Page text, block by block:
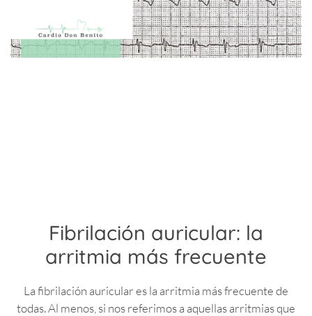
Fibrilación auricular: la
arritmia más frecuente
La fibrilación auricular es la arritmia más frecuente de
todas. Al menos, si nos referimos a aquellas arritmias que